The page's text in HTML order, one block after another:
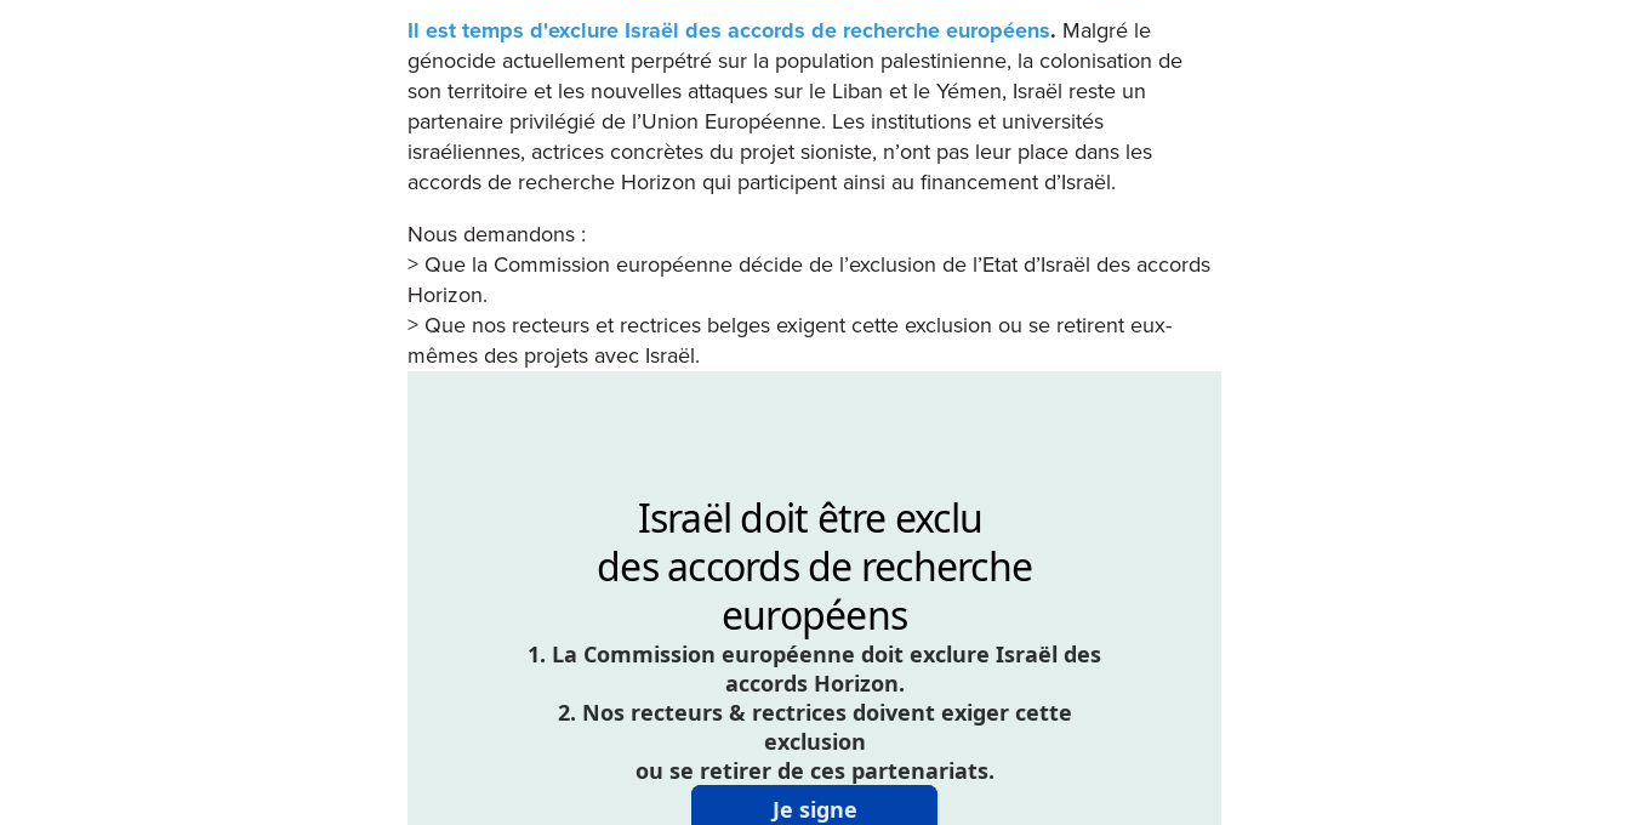
Il est temps d'exclure Israël des accords de recherche européens. Malgré le
génocide actuellement perpétré sur la population palestinienne, la colonisation de
son territoire et les nouvelles attaques sur le Liban et le Yémen, Israël reste un
partenaire privilégié de l’Union Européenne. Les institutions et universités
israéliennes, actrices concrètes du projet sioniste, n’ont pas leur place dans les
accords de recherche Horizon qui participent ainsi au financement d’Israël.
Nous demandons :
> Que la Commission européenne décide de l’exclusion de l’Etat d’Israël des accords
Horizon.
> Que nos recteurs et rectrices belges exigent cette exclusion ou se retirent eux-
mêmes des projets avec Israël.